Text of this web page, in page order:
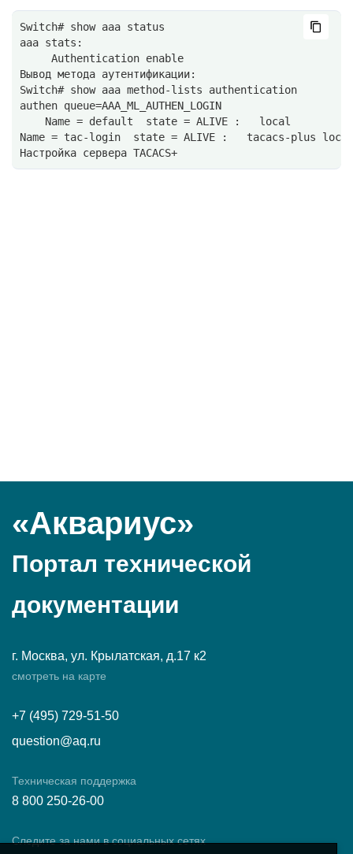
Switch# show aaa status
aaa stats:
     Authentication enable
Вывод метода аутентификации:
Switch# show aaa method-lists authentication
authen queue=AAA_ML_AUTHEN_LOGIN
    Name = default  state = ALIVE :   local
Name = tac-login  state = ALIVE :   tacacs-plus local
Настройка сервера TACACS+
«Аквариус»
Портал технической
документации
г. Москва, ул. Крылатская, д.17 к2
смотреть на карте
+7 (495) 729-51-50
question@aq.ru
Техническая поддержка
8 800 250-26-00
Следите за нами в социальных сетях